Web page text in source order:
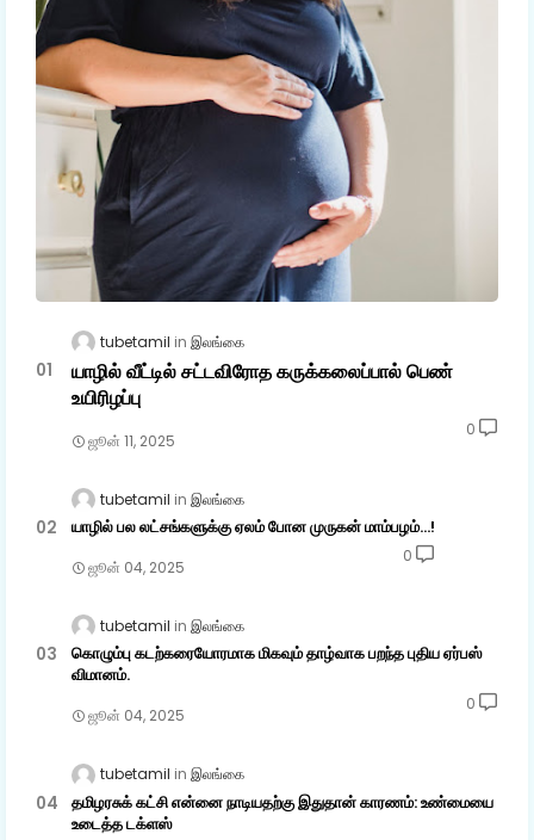
tubetamil இலங்கை
யாழில் வீட்டில் சட்டவிரோத கருக்கலைப்பால் பெண்
உயிரிழப்பு
ஜூன் 11, 2025
0
tubetamil இலங்கை
யாழில் பல லட்சங்களுக்கு ஏலம் போன முருகன் மாம்பழம்...!
ஜூன் 04, 2025
0
tubetamil இலங்கை
கொழும்பு கடற்கரையோரமாக மிகவும் தாழ்வாக பறந்த புதிய ஏர்பஸ்
விமானம்.
ஜூன் 04, 2025
0
tubetamil இலங்கை
தமிழரசுக் கட்சி என்னை நாடியதற்கு இதுதான் காரணம்: உண்மையை
உடைத்த டக்ளஸ்